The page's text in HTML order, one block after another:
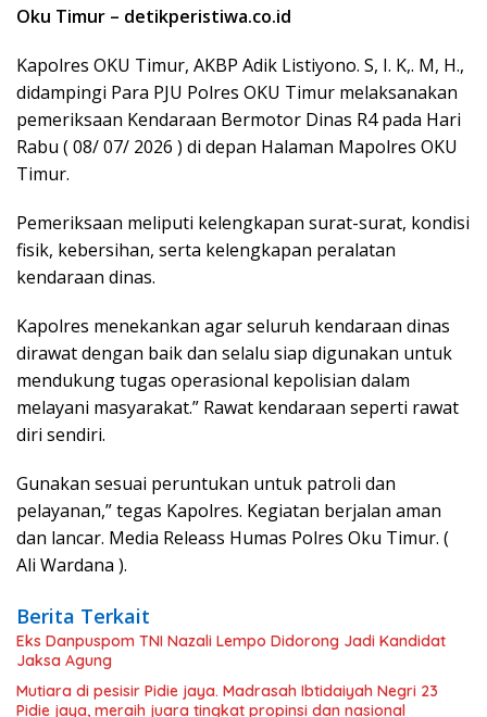
Oku Timur – detikperistiwa.co.id
Kapolres OKU Timur, AKBP Adik Listiyono. S, I. K,. M, H.,
didampingi Para PJU Polres OKU Timur melaksanakan
pemeriksaan Kendaraan Bermotor Dinas R4 pada Hari
Rabu ( 08/ 07/ 2026 ) di depan Halaman Mapolres OKU
Timur.
Pemeriksaan meliputi kelengkapan surat-surat, kondisi
fisik, kebersihan, serta kelengkapan peralatan
kendaraan dinas.
Kapolres menekankan agar seluruh kendaraan dinas
dirawat dengan baik dan selalu siap digunakan untuk
mendukung tugas operasional kepolisian dalam
melayani masyarakat.” Rawat kendaraan seperti rawat
diri sendiri.
Gunakan sesuai peruntukan untuk patroli dan
pelayanan,” tegas Kapolres. Kegiatan berjalan aman
dan lancar. Media Releass Humas Polres Oku Timur. (
Ali Wardana ).
Berita Terkait
Eks Danpuspom TNI Nazali Lempo Didorong Jadi Kandidat
Jaksa Agung
Mutiara di pesisir Pidie jaya. Madrasah Ibtidaiyah Negri 23
Pidie jaya, meraih juara tingkat propinsi dan nasional